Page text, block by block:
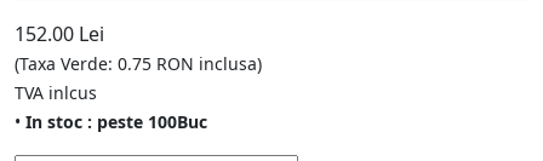
152.00 Lei
(Taxa Verde: 0.75 RON inclusa)
TVA inlcus
• In stoc : peste 100Buc